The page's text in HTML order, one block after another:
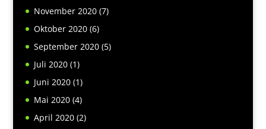
November 2020(7)
Oktober 2020(6)
September 2020(5)
Juli 2020(1)
Juni 2020(1)
Mai 2020(4)
April 2020(2)